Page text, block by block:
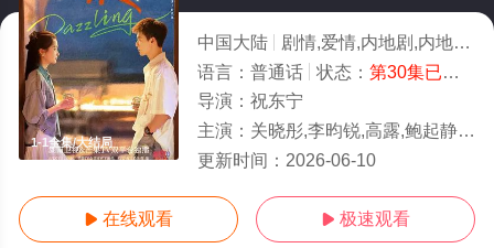
1-1全集/大结局
中国大陆 剧情,爱情,内地剧,内地
语言： 普通话 状态： 第30集已完结
导演： 祝东宁
主演： 关晓彤,李昀锐,高露,鲍起静,毛俊杰
更新时间： 2026-06-10
 在线观看  极速观看